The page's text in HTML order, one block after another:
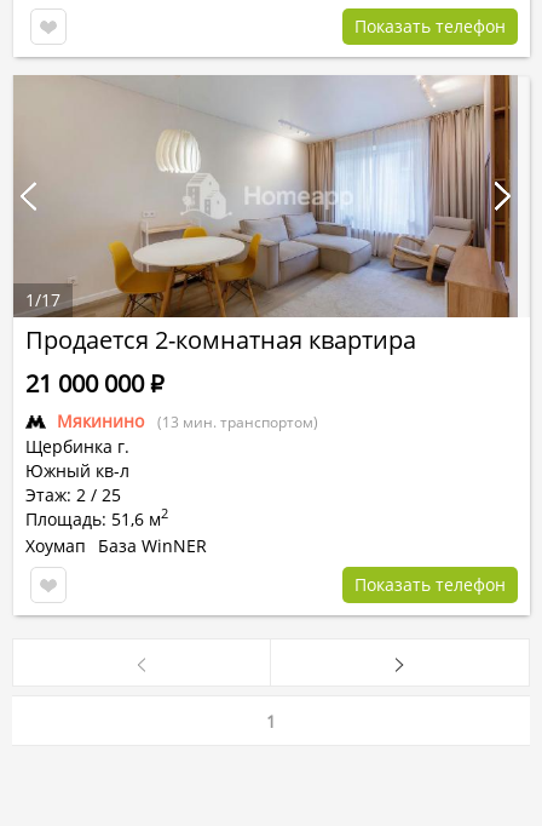
Показать телефон
Продается 2-комнатная квартира
Мякинино (13 мин. транспортом)
Щербинка г.
Южный кв-л
Этаж: 2 / 25
Площадь: 51,6 м2
21 000 000Р
Хоумап
База WinNER
Показать телефон
1/17
1